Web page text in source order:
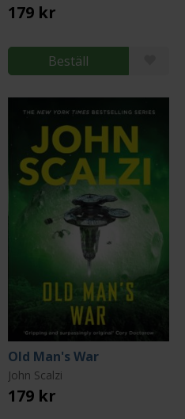
179 kr
Beställ
Old Man's War
John Scalzi
179 kr